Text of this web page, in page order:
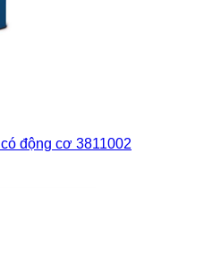
động cơ 3811002